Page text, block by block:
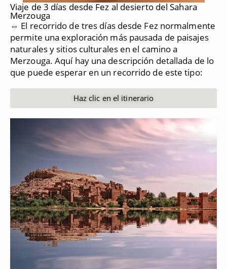
Viaje de 3 días desde Fez al desierto del Sahara
Merzouga
⇔ El recorrido de tres días desde Fez normalmente
permite una exploración más pausada de paisajes
naturales y sitios culturales en el camino a
Merzouga. Aquí hay una descripción detallada de lo
que puede esperar en un recorrido de este tipo:
Haz clic en el itinerario